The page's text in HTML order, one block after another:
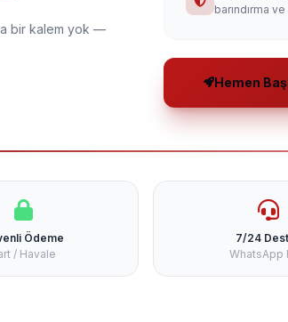
bir kalem yok —
barındırma
Hemen
Ödeme
/ Havale
7/24
WhatsApp